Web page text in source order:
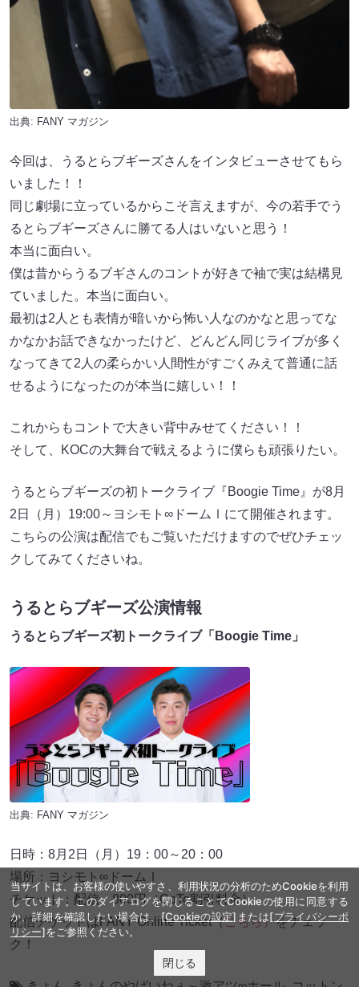
出典: FANY マガジン
今回は、うるとらブギーズさんをインタビューさせてもら
いました！！
同じ劇場に立っているからこそ言えますが、今の若手でう
るとらブギーズさんに勝てる人はいないと思う！
本当に面白い。
僕は昔からうるブギさんのコントが好きで袖で実は結構見
ていました。本当に面白い。
最初は2人とも表情が暗いから怖い人なのかなと思ってな
かなかお話できなかったけど、どんどん同じライブが多く
なってきて2人の柔らかい人間性がすごくみえて普通に話
せるようになったのが本当に嬉しい！！
これからもコントで大きい背中みせてください！！
そして、KOCの大舞台で戦えるように僕らも頑張りたい。
うるとらブギーズの初トークライブ『Boogie Time』が8月
2日（月）19:00～ヨシモト∞ドームⅠにて開催されます。
こちらの公演は配信でもご覧いただけますのでぜひチェッ
クしてみてくださいね。
うるとらブギーズ公演情報
うるとらブギーズ初トークライブ「Boogie Time」
出典: FANY マガジン
日時：8月2日（月）19：00～20：00
場所：ヨシモト∞ドームⅠ
チケット：配信 800円（GoTo割引料金）
配信チケットはFANY Online Ticket（こちら）をチェッ
ク！
当サイトは、お客様の使いやすさ、利用状況の分析のためCookieを利用
しています。このダイアログを閉じることでCookieの使用に同意する
か、詳細を確認したい場合は、[Cookieの設定] または[プライバシーポ
リシー]をご参照ください。
閉じる